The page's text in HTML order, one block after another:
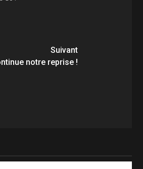
Suivant
notre reprise !